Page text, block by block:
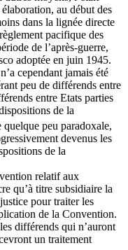
au début des
dans la lignée directe
pacifique des
de l’après-guerre,
adoptée en juin 1945.
cependant jamais été
peu de différends entre
entre Etats parties
de la
quelque peu paradoxale,
devenus les
de la
relatif aux
qu’à titre subsidiaire la
pour traiter les
de la Convention.
différends qui n’auront
un traitement